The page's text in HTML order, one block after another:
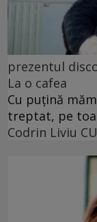
prezentul
La o cafea
Cu puţină
treptat, pe
Codrin Liviu